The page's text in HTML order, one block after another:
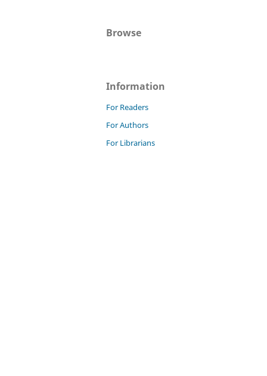
Browse
Information
For Readers
For Authors
For Librarians